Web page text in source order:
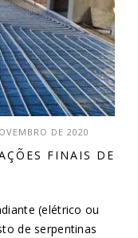
DE 2020
FINAIS DE
(elétrico ou
de serpentinas